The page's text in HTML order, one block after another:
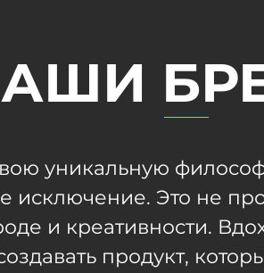
уникальную
исключение. Это не
и креативности.
продукт,